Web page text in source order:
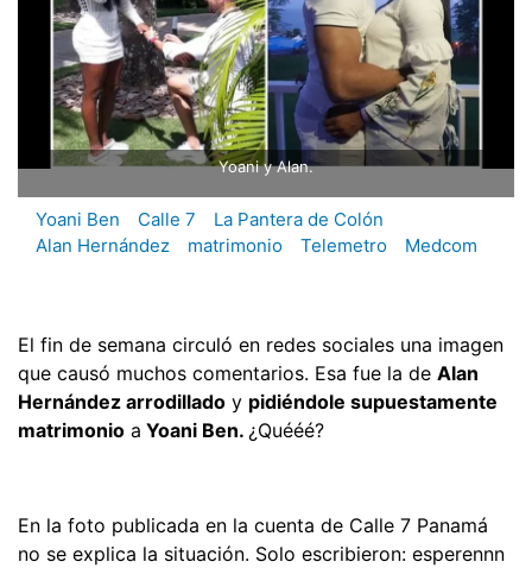
Yoani y Alan.
Yoani Ben Calle 7
La Pantera de Colón
Alan Hernández
matrimonio Telemetro Medcom
El fin de semana circuló en redes sociales una imagen
que causó muchos comentarios. Esa fue la de Alan
Hernández arrodillado y pidiéndole supuestamente
matrimonio a Yoani Ben. ¿Quééé?
En la foto publicada en la cuenta de Calle 7 Panamá
no se explica la situación. Solo escribieron: esperennn